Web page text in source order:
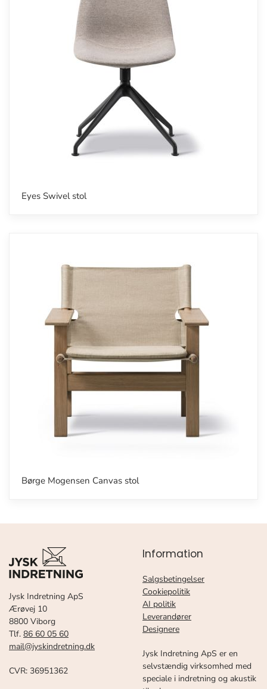
Eyes Swivel stol
Børge Mogensen Canvas stol
Jysk Indretning ApS
Ærøvej 10
8800 Viborg
Tlf. 86 60 05 60
mail@jyskindretning.dk
CVR: 36951362
Information
Salgsbetingelser
Cookiepolitik
AI politik
Leverandører
Designere
Jysk Indretning ApS er en
selvstændig virksomhed med
speciale i indretning og akustik